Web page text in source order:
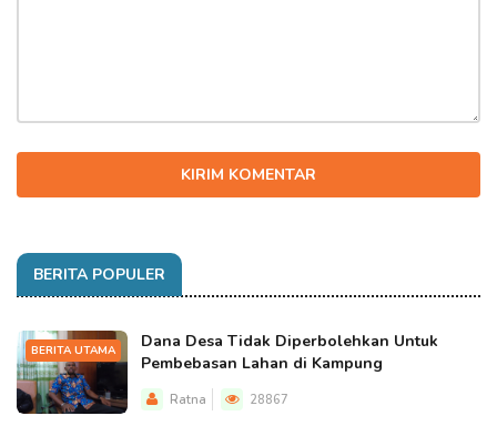
KIRIM KOMENTAR
BERITA POPULER
BERITA UTAMA
Dana Desa Tidak Diperbolehkan Untuk
Pembebasan Lahan di Kampung
Ratna 28867